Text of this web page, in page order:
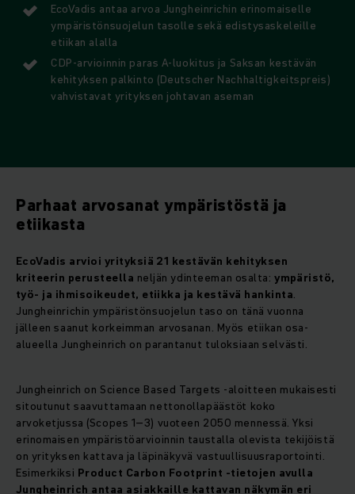
EcoVadis antaa arvoa Jungheinrichin erinomaiselle
ympäristönsuojelun tasolle sekä edistysaskeleille
etiikan alalla
CDP-arvioinnin paras A-luokitus ja Saksan kestävän
kehityksen palkinto (Deutscher Nachhaltigkeitspreis)
vahvistavat yrityksen johtavan aseman
Parhaat arvosanat ympäristöstä ja
etiikasta
EcoVadis arvioi yrityksiä 21 kestävän kehityksen
kriteerin perusteella neljän ydinteeman osalta: ympäristö,
työ- ja ihmisoikeudet, etiikka ja kestävä hankinta.
Jungheinrichin ympäristönsuojelun taso on tänä vuonna
jälleen saanut korkeimman arvosanan. Myös etiikan osa-
alueella Jungheinrich on parantanut tuloksiaan selvästi.
Jungheinrich on Science Based Targets -aloitteen mukaisesti
sitoutunut saavuttamaan nettonollapäästöt koko
arvoketjussa (Scopes 1–3) vuoteen 2050 mennessä. Yksi
erinomaisen ympäristöarvioinnin taustalla olevista tekijöistä
on yrityksen kattava ja läpinäkyvä vastuullisuusraportointi.
Esimerkiksi Product Carbon Footprint -tietojen avulla
Jungheinrich antaa asiakkaille kattavan näkymän eri